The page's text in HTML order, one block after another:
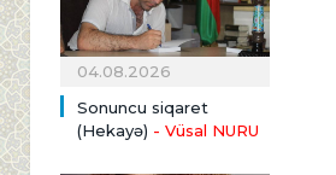
04.08.2026
Sonuncu siqaret
(Hekayə) - Vüsal NURU